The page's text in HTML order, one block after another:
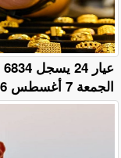
الجمعة 7 أغسطس 2026